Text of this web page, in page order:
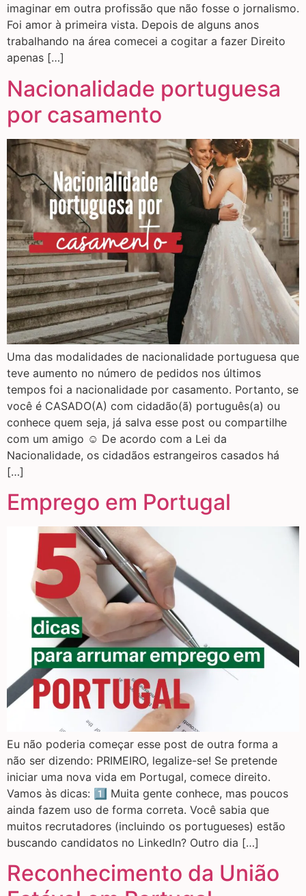
imaginar em outra profissão que não fosse o jornalismo.
Foi amor à primeira vista. Depois de alguns anos
trabalhando na área comecei a cogitar a fazer Direito
apenas […]
Nacionalidade portuguesa
por casamento
Uma das modalidades de nacionalidade portuguesa que
teve aumento no número de pedidos nos últimos
tempos foi a nacionalidade por casamento. Portanto, se
você é CASADO(A) com cidadão(ã) português(a) ou
conhece quem seja, já salva esse post ou compartilhe
com um amigo ☺️ De acordo com a Lei da
Nacionalidade, os cidadãos estrangeiros casados há
[…]
Emprego em Portugal
Eu não poderia começar esse post de outra forma a
não ser dizendo: PRIMEIRO, legalize-se! Se pretende
iniciar uma nova vida em Portugal, comece direito.
Vamos às dicas: 1️⃣ Muita gente conhece, mas poucos
ainda fazem uso de forma correta. Você sabia que
muitos recrutadores (incluindo os portugueses) estão
buscando candidatos no LinkedIn? Outro dia […]
Reconhecimento da União